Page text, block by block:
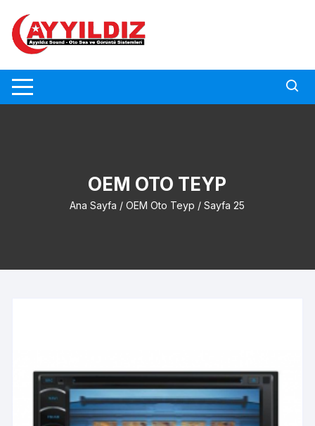
content
OEM OTO TEYP
Ana Sayfa /OEM Oto Teyp / Sayfa 25